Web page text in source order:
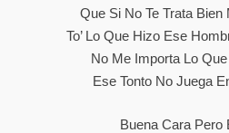
Que Si No Te Trata
To’ Lo Que Hizo Ese
No Me Importa Lo
Ese Tonto No Juega
Buena Cara Pero